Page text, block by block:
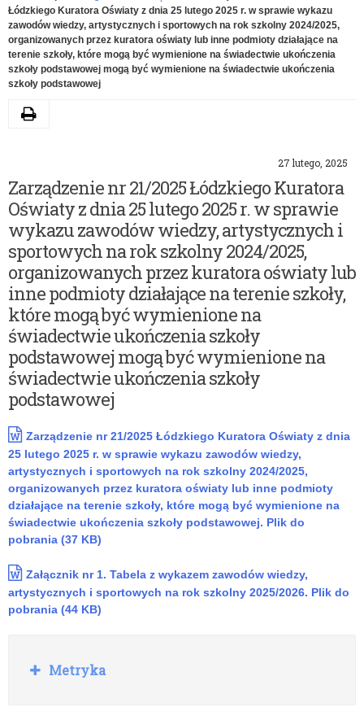
Łódzkiego Kuratora Oświaty z dnia 25 lutego 2025 r. w sprawie wykazu
zawodów wiedzy, artystycznych i sportowych na rok szkolny 2024/2025,
organizowanych przez kuratora oświaty lub inne podmioty działające na
terenie szkoły, które mogą być wymienione na świadectwie ukończenia
szkoły podstawowej mogą być wymienione na świadectwie ukończenia
szkoły podstawowej
27 lutego, 2025
Zarządzenie nr 21/2025 Łódzkiego Kuratora
Oświaty z dnia 25 lutego 2025 r. w sprawie
wykazu zawodów wiedzy, artystycznych i
sportowych na rok szkolny 2024/2025,
organizowanych przez kuratora oświaty lub
inne podmioty działające na terenie szkoły,
które mogą być wymienione na
świadectwie ukończenia szkoły
podstawowej mogą być wymienione na
świadectwie ukończenia szkoły
podstawowej
Zarządzenie nr 21/2025 Łódzkiego Kuratora Oświaty z dnia
25 lutego 2025 r. w sprawie wykazu zawodów wiedzy,
artystycznych i sportowych na rok szkolny 2024/2025,
organizowanych przez kuratora oświaty lub inne podmioty
działające na terenie szkoły, które mogą być wymienione na
świadectwie ukończenia szkoły podstawowej. Plik do
pobrania (37 KB)
Załącznik nr 1. Tabela z wykazem zawodów wiedzy,
artystycznych i sportowych na rok szkolny 2025/2026. Plik do
pobrania (44 KB)
Drukuj
Rozwiń
Metryka